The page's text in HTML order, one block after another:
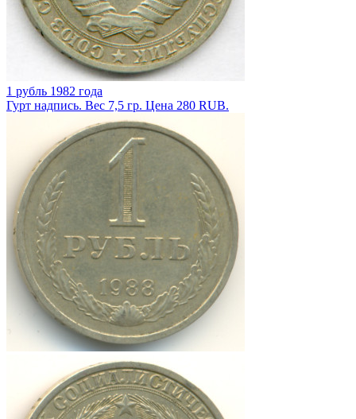
1 рубль 1982 года
Гурт надпись. Вес 7,5 гр. Цена 280 RUB.